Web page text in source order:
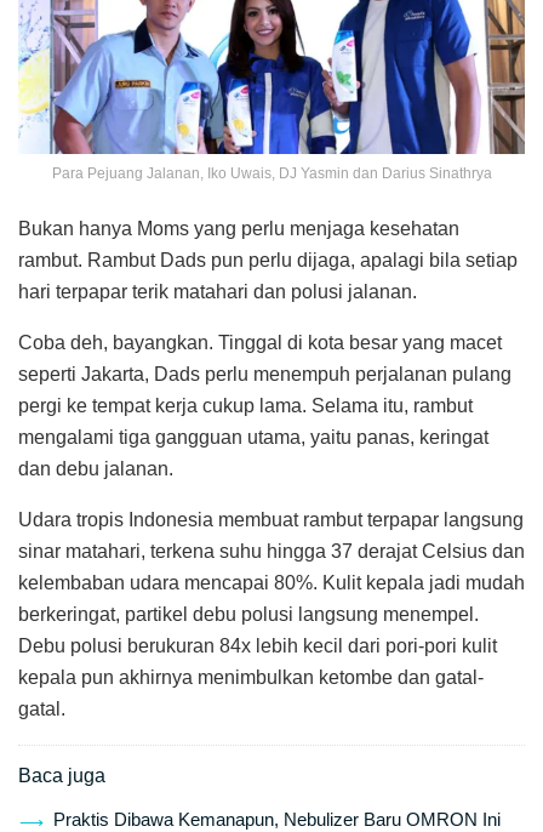
Para Pejuang Jalanan, Iko Uwais, DJ Yasmin dan Darius Sinathrya
Bukan hanya Moms yang perlu menjaga kesehatan
rambut. Rambut Dads pun perlu dijaga, apalagi bila setiap
hari terpapar terik matahari dan polusi jalanan.
Coba deh, bayangkan. Tinggal di kota besar yang macet
seperti Jakarta, Dads perlu menempuh perjalanan pulang
pergi ke tempat kerja cukup lama. Selama itu, rambut
mengalami tiga gangguan utama, yaitu panas, keringat
dan debu jalanan.
Udara tropis Indonesia membuat rambut terpapar langsung
sinar matahari, terkena suhu hingga 37 derajat Celsius dan
kelembaban udara mencapai 80%. Kulit kepala jadi mudah
berkeringat, partikel debu polusi langsung menempel.
Debu polusi berukuran 84x lebih kecil dari pori-pori kulit
kepala pun akhirnya menimbulkan ketombe dan gatal-
gatal.
Baca juga
Praktis Dibawa Kemanapun, Nebulizer Baru OMRON Ini